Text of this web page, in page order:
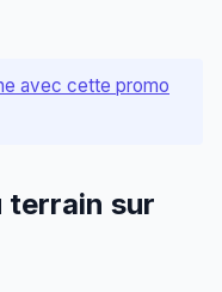
avec cette promo
terrain sur